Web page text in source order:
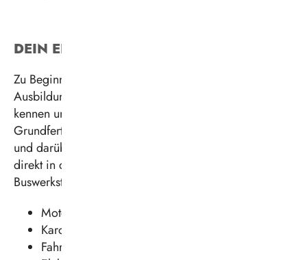
DEIN EINSATZBEREICH
Zu Beginn deiner Ausbildung lernst du in der
Ausbildungswerkstatt den Umgang mit Werkzeugen
kennen und erlernst dabei sämtliche
Grundfertigkeiten, die du im Laufe deiner Ausbildung
und darüber hinaus brauchen wirst. Danach geht es
direkt in die unterschiedlichen Bereiche der
Buswerkstatt. Dazu zählen unter anderem:
Motor
Karosserie
Fahrwerk